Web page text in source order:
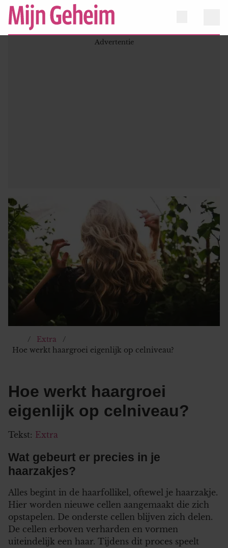
Extra
Hoe werkt haargroei eigenlijk op celniveau?
Hoe werkt haargroei
eigenlijk op celniveau?
Tekst: Extra
Wat gebeurt er precies in je
haarzakjes?
Alles begint in de haarfollikel, oftewel je haarzakje.
Hier worden nieuwe cellen aangemaakt die zich
opstapelen. De onderste cellen blijven zich delen.
De cellen erboven verharden en vormen
uiteindelijk een haar. Tijdens dit proces speelt